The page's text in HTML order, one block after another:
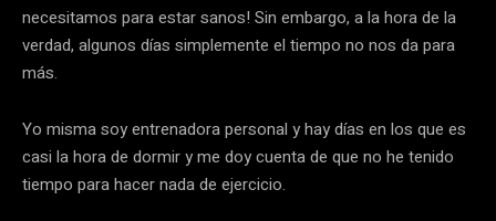
necesitamos para estar sanos! Sin embargo, a la hora de la
verdad, algunos días simplemente el tiempo no nos da para
más.
Yo misma soy entrenadora personal y hay días en los que es
casi la hora de dormir y me doy cuenta de que no he tenido
tiempo para hacer nada de ejercicio.